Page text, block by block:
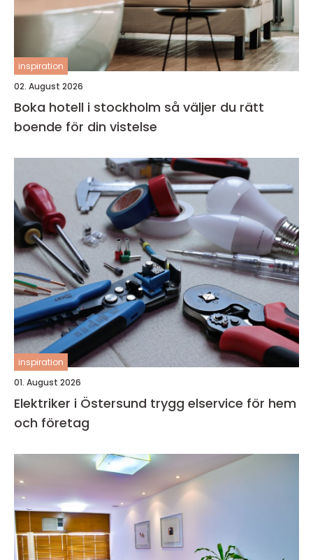
inspiration
02. August 2026
Boka hotell i stockholm så väljer du rätt
boende för din vistelse
inspiration
01. August 2026
Elektriker i Östersund trygg elservice för hem
och företag